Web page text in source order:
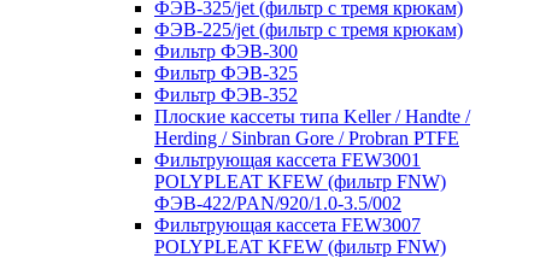
ФЭВ-325/jet (фильтр с тремя крюкам)
ФЭВ-225/jet (фильтр с тремя крюкам)
Фильтр ФЭВ-300
Фильтр ФЭВ-325
Фильтр ФЭВ-352
Плоские кассеты типа Keller / Handte /
Herding / Sinbran Gore / Probran PTFE
Фильтрующая кассета FEW3001
POLYPLEAT KFEW (фильтр FNW)
ФЭВ-422/PAN/920/1.0-3.5/002
Фильтрующая кассета FEW3007
POLYPLEAT KFEW (фильтр FNW)